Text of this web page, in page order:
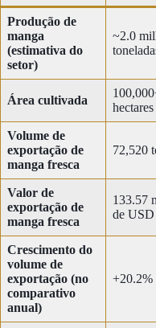
Produção de
manga
(estimativa do
setor)
~2.0
Área cultivada
hectares
Volume de
exportação de
manga fresca
72,520
Valor de
exportação de
manga fresca
133.57
de USD
Crescimento do
volume de
exportação (no
comparativo
anual)
+20.2%